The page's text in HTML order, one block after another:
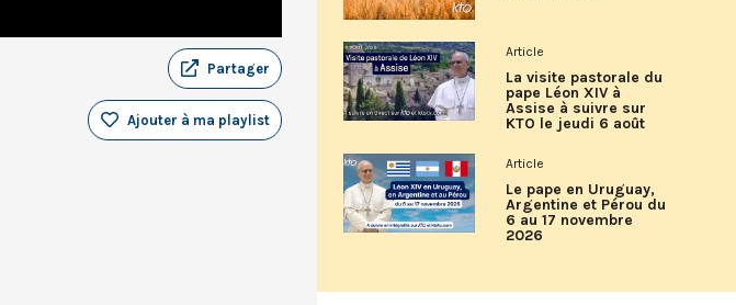
Partager
Ajouter à ma playlist
Article
La visite pastorale du
pape Léon XIV à
Assise à suivre sur
KTO le jeudi 6 août
Article
Le pape en Uruguay,
Argentine et Pérou du
6 au 17 novembre
2026